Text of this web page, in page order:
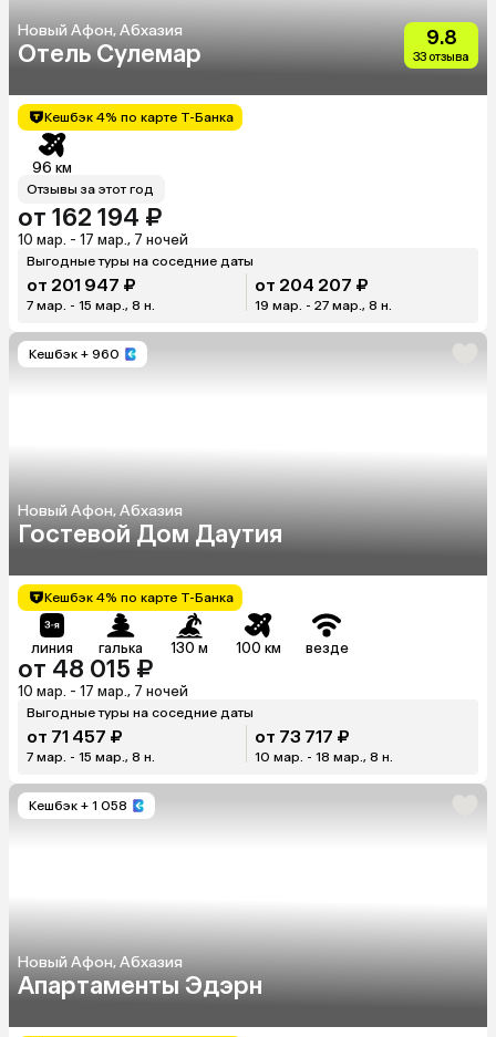
Новый Афон, Абхазия
Отель Сулемар
9.8
33 отзыва
Кешбэк 4% по карте Т-Банка
96 км
Отзывы за этот год
от 162 194 ₽
10 мар. - 17 мар., 7 ночей
Выгодные туры на соседние даты
от 201 947 ₽
7 мар. - 15 мар., 8 н.
от 204 207 ₽
19 мар. - 27 мар., 8 н.
Кешбэк + 960
Новый Афон, Абхазия
Гостевой Дом Даутия
Кешбэк 4% по карте Т-Банка
линия галька 130 м 100 км везде
от 48 015 ₽
10 мар. - 17 мар., 7 ночей
Выгодные туры на соседние даты
от 71 457 ₽
7 мар. - 15 мар., 8 н.
от 73 717 ₽
10 мар. - 18 мар., 8 н.
Кешбэк + 1 058
Новый Афон, Абхазия
Апартаменты Эдэрн